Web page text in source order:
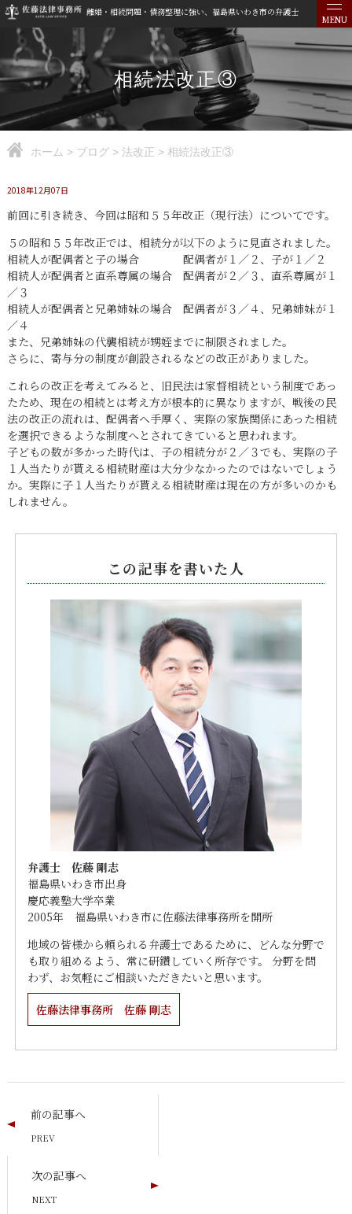
離婚・相続問題・債務整理に強い、福島県いわき市の弁護士
MENU
相続法改正③
ホーム > ブログ> 法改正 > 相続法改正③
2018年12月07日
前回に引き続き、今回は昭和５５年改正（現行法）についてです。
５の昭和５５年改正では、相続分が以下のように見直されました。
相続人が配偶者と子の場合 配偶者が１／２、子が１／２
相続人が配偶者と直系尊属の場合 配偶者が２／３、直系尊属が１
／３
相続人が配偶者と兄弟姉妹の場合 配偶者が３／４、兄弟姉妹が１
／４
また、兄弟姉妹の代襲相続が甥姪までに制限されました。
さらに、寄与分の制度が創設されるなどの改正がありました。
これらの改正を考えてみると、旧民法は家督相続という制度であっ
たため、現在の相続とは考え方が根本的に異なりますが、戦後の民
法の改正の流れは、配偶者へ手厚く、実際の家族関係にあった相続
を選択できるような制度へとされてきていると思われます。
子どもの数が多かった時代は、子の相続分が２／３でも、実際の子
１人当たりが貰える相続財産は大分少なかったのではないでしょう
か。実際に子１人当たりが貰える相続財産は現在の方が多いのかも
しれません。
この記事を書いた人
弁護士 佐藤 剛志
福島県いわき市出身
慶応義塾大学卒業
2005年 福島県いわき市に佐藤法律事務所を開所
地域の皆様から頼られる弁護士であるために、どんな分野で
も取り組めるよう、常に研鑽していく所存です。 分野を問
わず、お気軽にご相談いただきたいと思います。
佐藤法律事務所 佐藤 剛志
前の記事へ
次の記事へ